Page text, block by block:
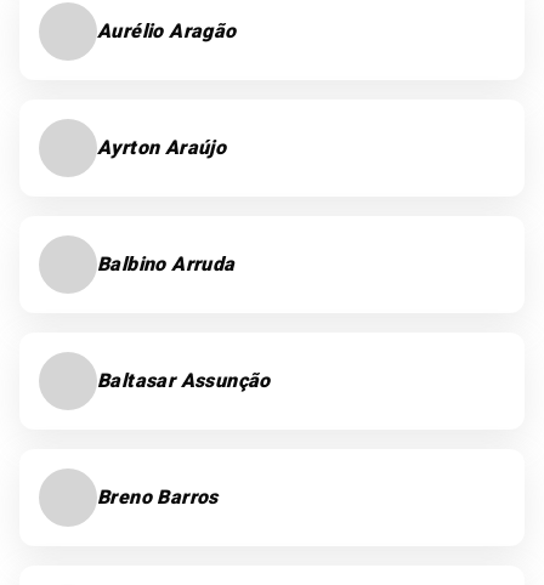
Aurélio Aragão
Ayrton Araújo
Balbino Arruda
Baltasar Assunção
Breno Barros